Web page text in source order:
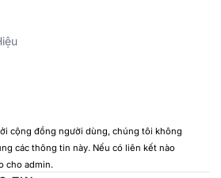
cộng đồng người dùng, chúng tôi không
các thông tin này. Nếu có liên kết nào
cho admin.